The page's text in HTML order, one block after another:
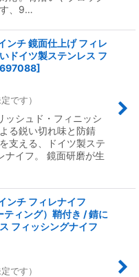
、9…
チ 鏡面仕上げ フィレ
ドイツ製ステンレス フ
]
です）
ッシュド・フィニッシ
る鋭い切れ味と防錆
支える、ドイツ製ステ
ナイフ。 鏡面研磨が生
ンチ フィレナイフ
ィング）鞘付き / 錆に
フィッシングナイフ
です）